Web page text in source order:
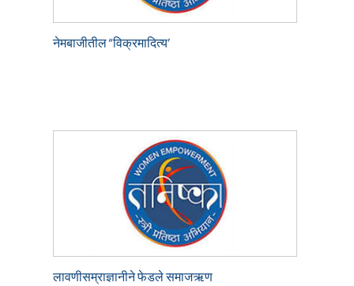
नेमबाजीतील “विक्रमादित्य’
लावणीसम्राज्ञानीने फेडले समाजऋण